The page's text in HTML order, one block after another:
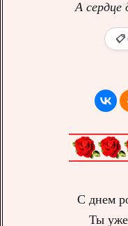
А
📋
С днем
Ты